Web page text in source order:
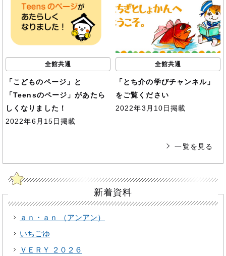
一覧を見る
全館共通
「こどものページ」と
「Teensのページ」があたら
しくなりました！
2022年6月15日掲載
全館共通
「とち介の学びチャンネル」
をご覧ください
2022年3月10日掲載
新着資料
ａｎ・ａｎ （アンアン）
いちごゆ
ＶＥＲＹ ２０２６